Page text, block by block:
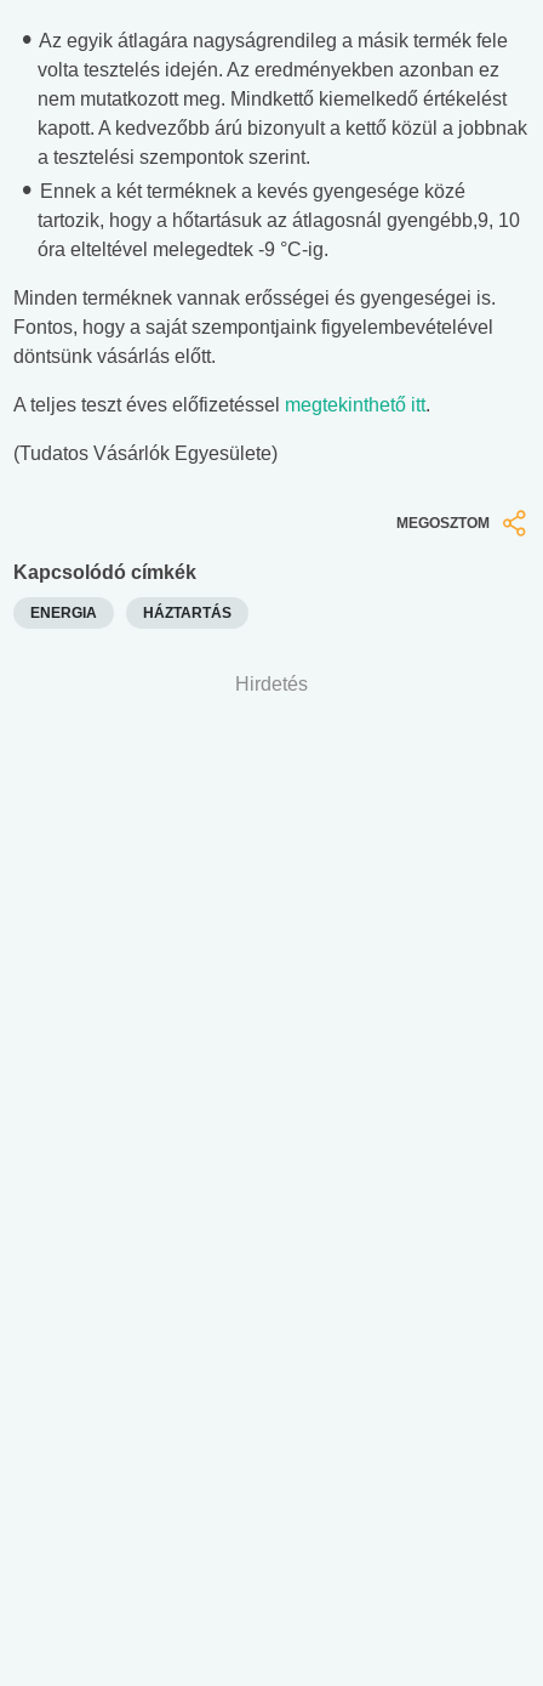
Az egyik átlagára nagyságrendileg a másik termék fele
volta tesztelés idején. Az eredményekben azonban ez
nem mutatkozott meg. Mindkettő kiemelkedő értékelést
kapott. A kedvezőbb árú bizonyult a kettő közül a jobbnak
a tesztelési szempontok szerint.
Ennek a két terméknek a kevés gyengesége közé
tartozik, hogy a hőtartásuk az átlagosnál gyengébb,9, 10
óra elteltével melegedtek -9 °C-ig.
Minden terméknek vannak erősségei és gyengeségei is.
Fontos, hogy a saját szempontjaink figyelembevételével
döntsünk vásárlás előtt.
A teljes teszt éves előfizetéssel megtekinthető itt.
(Tudatos Vásárlók Egyesülete)
MEGOSZTOM
Kapcsolódó címkék
ENERGIA HÁZTARTÁS
Hirdetés